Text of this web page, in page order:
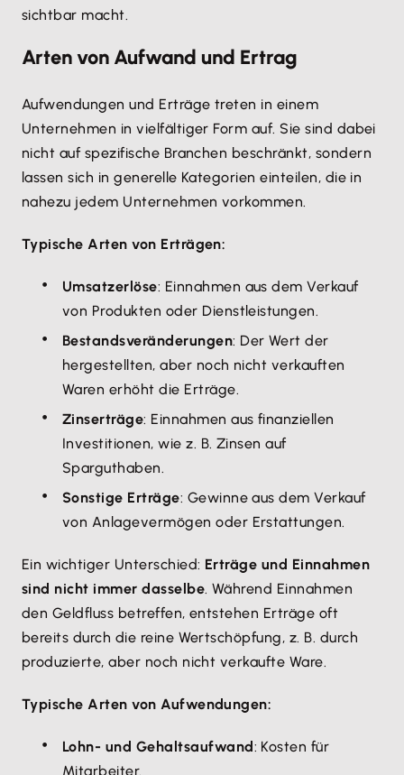
sichtbar macht.
Arten von Aufwand und Ertrag
Aufwendungen und Erträge treten in einem
Unternehmen in vielfältiger Form auf. Sie sind dabei
nicht auf spezifische Branchen beschränkt, sondern
lassen sich in generelle Kategorien einteilen, die in
nahezu jedem Unternehmen vorkommen.
Typische Arten von Erträgen:
Umsatzerlöse: Einnahmen aus dem Verkauf
von Produkten oder Dienstleistungen.
Bestandsveränderungen: Der Wert der
hergestellten, aber noch nicht verkauften
Waren erhöht die Erträge.
Zinserträge: Einnahmen aus finanziellen
Investitionen, wie z. B. Zinsen auf
Sparguthaben.
Sonstige Erträge: Gewinne aus dem Verkauf
von Anlagevermögen oder Erstattungen.
Ein wichtiger Unterschied: Erträge und Einnahmen
sind nicht immer dasselbe. Während Einnahmen
den Geldfluss betreffen, entstehen Erträge oft
bereits durch die reine Wertschöpfung, z. B. durch
produzierte, aber noch nicht verkaufte Ware.
Typische Arten von Aufwendungen:
Lohn- und Gehaltsaufwand: Kosten für
Mitarbeiter.